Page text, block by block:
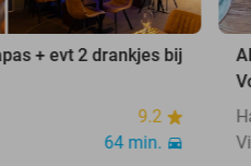
+ evt 2 drankjes bij
9.2
64 min.